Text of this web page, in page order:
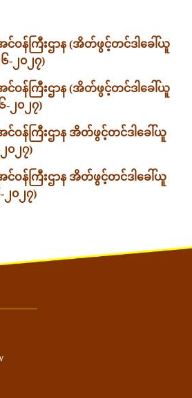
င်ဝန်ကြီးဌာန (အိတ်ဖွင့်တင်ဒါခေါ်ယူ
၆-၂၀၂၇)
င်ဝန်ကြီးဌာန (အိတ်ဖွင့်တင်ဒါခေါ်ယူ
၆-၂၀၂၇)
င်ဝန်ကြီးဌာန အိတ်ဖွင့်တင်ဒါခေါ်ယူ
၂၀၂၇)
င်ဝန်ကြီးဌာန အိတ်ဖွင့်တင်ဒါခေါ်ယူ
-၂၀၂၇)